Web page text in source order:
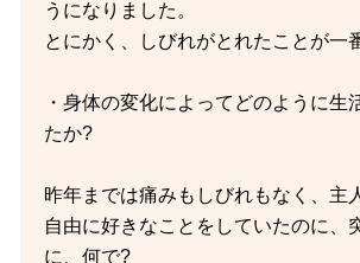
うになりました。
とにかく、しびれがとれたことが一
・身体の変化によってどのように生
たか?
昨年までは痛みもしびれもなく、主
自由に好きなことをしていたのに、
に、何で?